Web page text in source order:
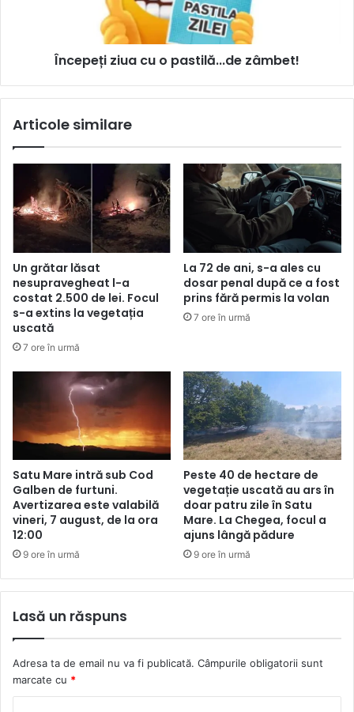
Începeți ziua cu o pastilă...de zâmbet!
Articole similare
Un grătar lăsat
nesupravegheat l-a
costat 2.500 de lei. Focul
s-a extins la vegetația
uscată
7 ore în urmă
La 72 de ani, s-a ales cu
dosar penal după ce a fost
prins fără permis la volan
7 ore în urmă
Satu Mare intră sub Cod
Galben de furtuni.
Avertizarea este valabilă
vineri, 7 august, de la ora
12:00
9 ore în urmă
Peste 40 de hectare de
vegetație uscată au ars în
doar patru zile în Satu
Mare. La Chegea, focul a
ajuns lângă pădure
9 ore în urmă
Lasă un răspuns
Adresa ta de email nu va fi publicată. Câmpurile obligatorii sunt
marcate cu *